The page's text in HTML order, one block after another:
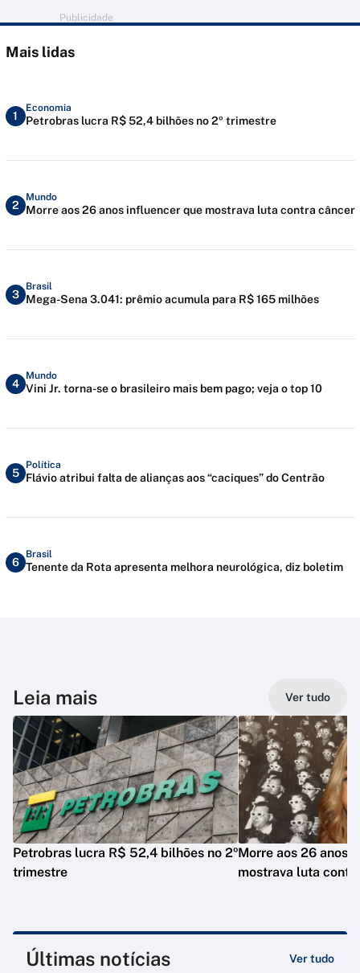
Publicidade
Mais lidas
1
Economia
Petrobras lucra R$ 52,4 bilhões no 2º trimestre
2
Mundo
Morre aos 26 anos influencer que mostrava luta contra câncer
3
Brasil
Mega-Sena 3.041: prêmio acumula para R$ 165 milhões
4
Mundo
Vini Jr. torna-se o brasileiro mais bem pago; veja o top 10
5
Política
Flávio atribui falta de alianças aos “caciques” do Centrão
6
Brasil
Tenente da Rota apresenta melhora neurológica, diz boletim
Leia mais Ver tudo
Petrobras lucra R$ 52,4 bilhões no 2º
trimestre
Morre aos 26 anos
mostrava luta
Últimas notícias Ver tudo